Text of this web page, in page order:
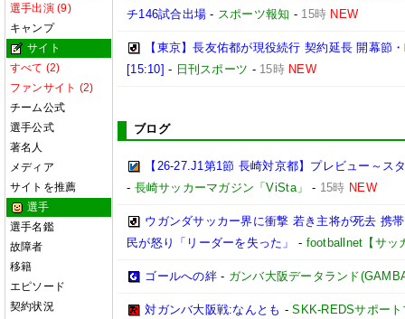
選手出演 (9)
キャンプ
サイト
すべて (2)
ファンサイト (2)
チーム公式
選手公式
著名人
メディア
サイトを推薦
選手
選手名鑑
故障者
移籍
エピソード
契約状況
チ146試合出場 - スポーツ報知 - 15時 NEW
【東京】長友佑都が現役続行 契約延長 開幕節
[15:10] - 日刊スポーツ - 15時 NEW
ブログ
【26-27.J1第1節 長崎対京都】プレビュー～
- 長崎サッカーマガジン「ViSta」 - 15時 NEW
ウガンダサッカー界に衝撃 若き主将が死去 携
民が怒り「リーダーを失った」
- footballnet【サッ
ゴールへの絆- ガンバ大阪データランド
対ガンバ大阪戦:なんとも -SKK-REDSサポー